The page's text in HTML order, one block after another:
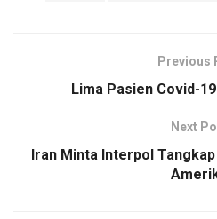
Previous
Lima Pasien Covid-
Next
Iran Minta Interpol